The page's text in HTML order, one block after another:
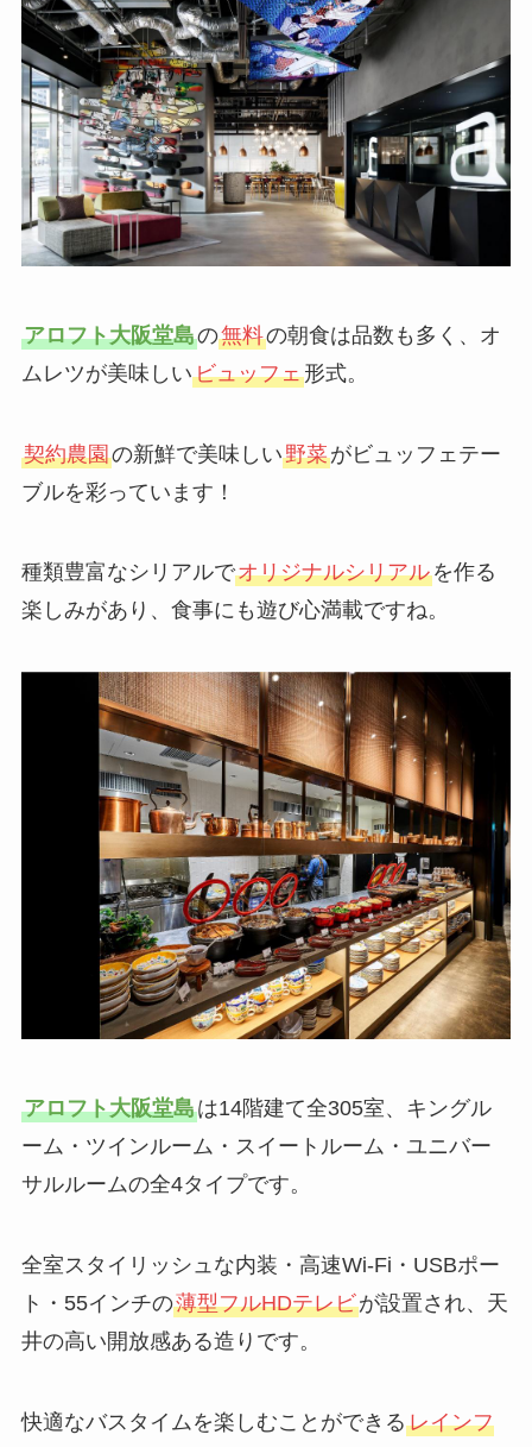
アロフト大阪堂島の無料の朝食は品数も多く、オ
ムレツが美味しいビュッフェ形式。
契約農園の新鮮で美味しい野菜がビュッフェテー
ブルを彩っています！
種類豊富なシリアルでオリジナルシリアルを作る
楽しみがあり、食事にも遊び心満載ですね。
アロフト大阪堂島は14階建て全305室、キングル
ーム・ツインルーム・スイートルーム・ユニバー
サルルームの全4タイプです。
全室スタイリッシュな内装・高速Wi-Fi・USBポー
ト・55インチの薄型フルHDテレビが設置され、天
井の高い開放感ある造りです。
快適なバスタイムを楽しむことができるレインフ